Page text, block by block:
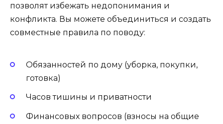
позволят избежать недопонимания и
конфликта. Вы можете объединиться и создать
совместные правила по поводу:
Обязанностей по дому (уборка, покупки,
готовка)
Часов тишины и приватности
Финансовых вопросов (взносы на общие